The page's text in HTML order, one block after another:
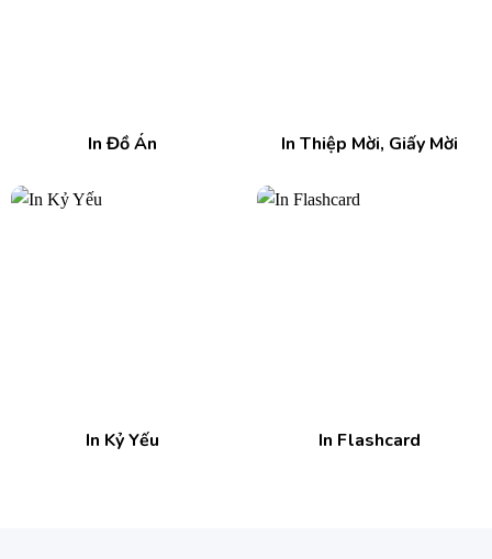
In Đồ Án In Thiệp Mời, Giấy Mời
In Kỷ Yếu In Flashcard